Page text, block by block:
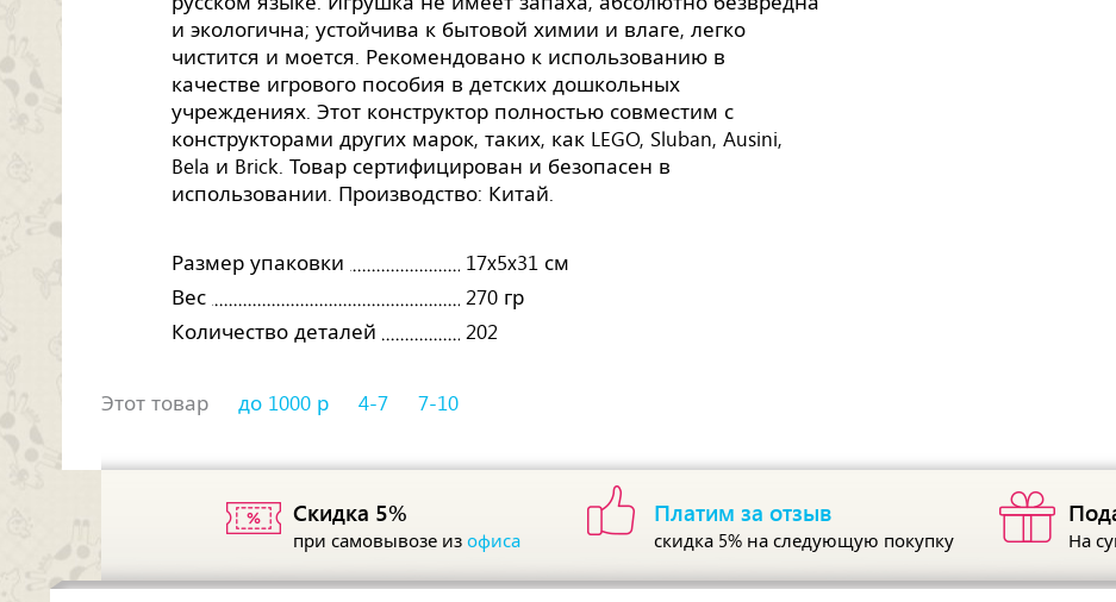
и экологична; устойчива к бытовой химии и влаге, легко
чистится и моется. Рекомендовано к использованию в
качестве игрового пособия в детских дошкольных
учреждениях. Этот конструктор полностью совместим с
конструкторами других марок, таких, как LEGO, Sluban, Ausini,
Bela и Brick. Товар сертифицирован и безопасен в
использовании. Производство: Китай.
Размер упаковки
17x5x31 см
Вес
270 гр
Количество деталей
202
Этот товар до 1000 р 4-7 7-10
Скидка 5%
при самовывозе изофиса
Платим за отзыв
скидка 5% на следующую покупку На